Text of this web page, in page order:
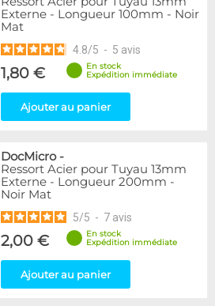
Externe - Longueur 100mm - Noir
Mat
4.8/5 - 5 avis
1,80 €
En stock
Expédition immédiate
Ajouter au panier
DocMicro-
Ressort Acier pour Tuyau 13mm
Externe - Longueur 200mm -
Noir Mat
5/5 - 7 avis
2,00 €
En stock
Expédition immédiate
Ajouter au panier